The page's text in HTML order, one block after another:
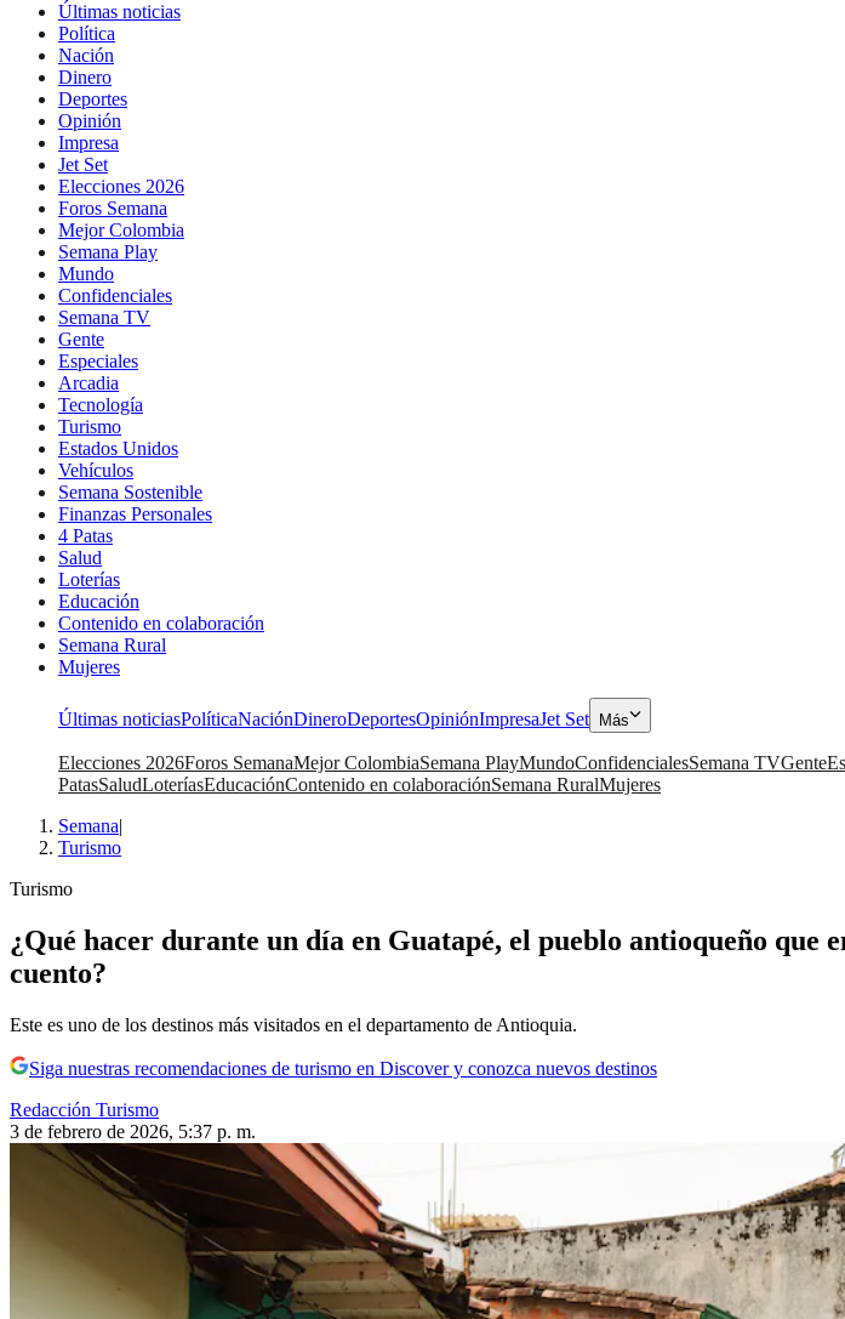
Últimas noticias
Política
Nación
Dinero
Deportes
Opinión
Impresa
Jet Set
Elecciones 2026
Foros Semana
Mejor Colombia
Semana Play
Mundo
Confidenciales
Semana TV
Gente
Especiales
Arcadia
Tecnología
Turismo
Estados Unidos
Vehículos
Semana Sostenible
Finanzas Personales
4 Patas
Salud
Loterías
Educación
Contenido en colaboración
Semana Rural
Mujeres
Últimas noticiasPolíticaNaciónDineroDeportesOpiniónImpresaJet Set Más
Elecciones 2026Foros SemanaMejor ColombiaSemana PlayMundoConfidencialesSemana TVGente
PatasSaludLoteríasEducaciónContenido en colaboraciónSemana RuralMujeres
Semana|
Turismo
Turismo
¿Qué hacer durante un día en Guatapé, el pueblo antioqueño que
cuento?
Este es uno de los destinos más visitados en el departamento de Antioquia.
Siga nuestras recomendaciones de turismo en Discover y conozca nuevos destinos
Redacción Turismo
3 de febrero de 2026, 5:37 p. m.